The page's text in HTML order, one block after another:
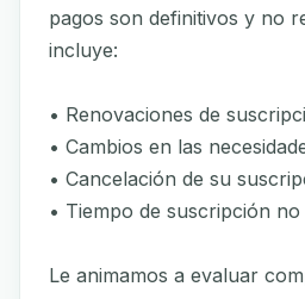
pagos son definitivos y no
incluye:
• Renovaciones de
• Cambios en las
• Cancelación de su
• Tiempo de suscripción no
Le animamos a evaluar